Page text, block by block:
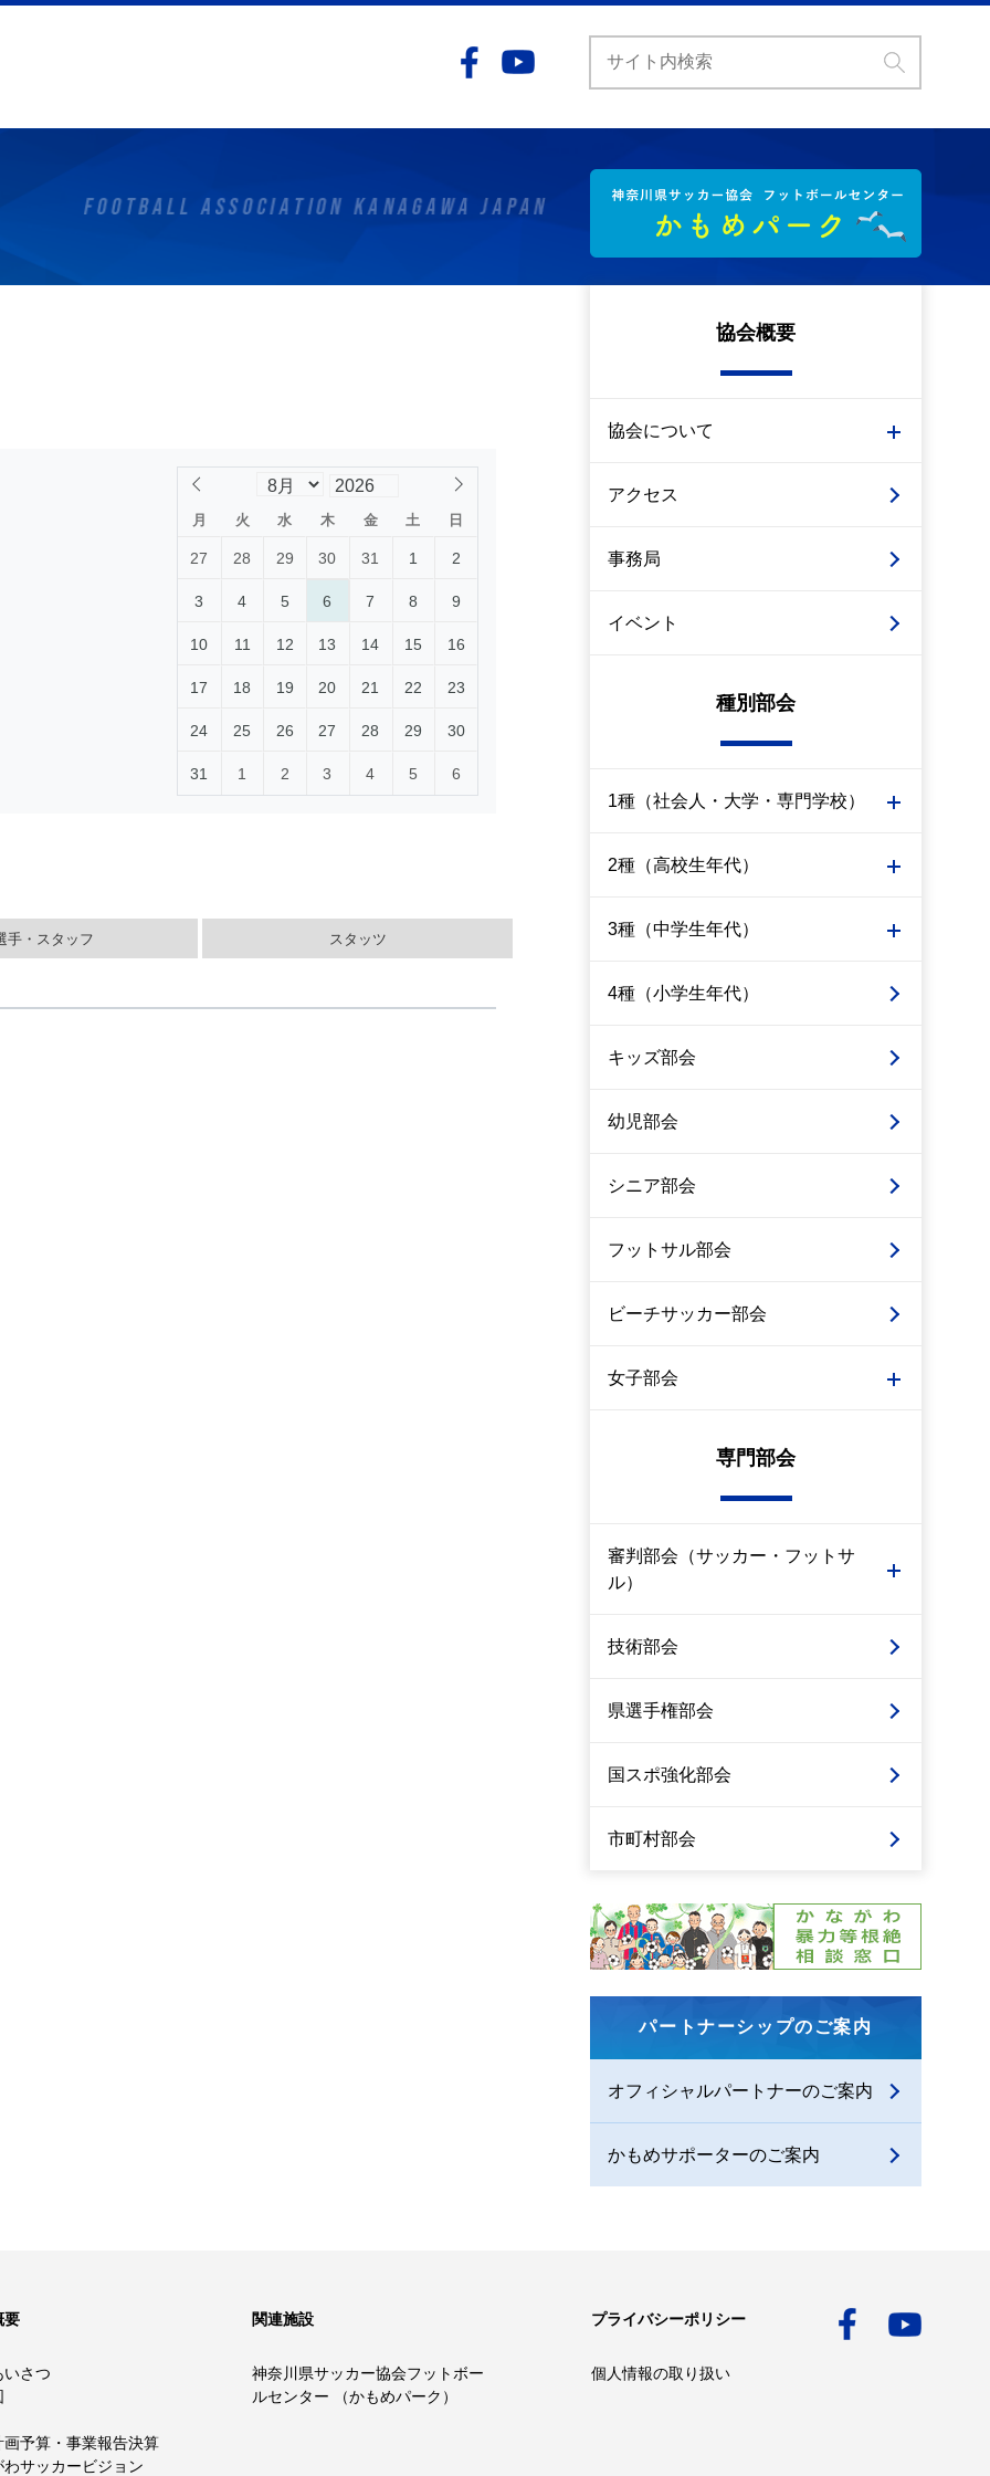
月 火 水 木 金 土 日
27 28 29 30 31 1 2
3 4 5 6 7 8 9
10 11 12 13 14 15 16
17 18 19 20 21 22 23
24 25 26 27 28 29 30
31 1 2 3 4 5 6
手・スタッフ スタッツ
協会概要
協会について
アクセス
事務局
イベント
種別部会
1種（社会人・大学・専門学校）
2種（高校生年代）
3種（中学生年代）
4種（小学生年代）
キッズ部会
幼児部会
シニア部会
フットサル部会
ビーチサッカー部会
女子部会
専門部会
審判部会（サッカー・フットサ
ル）
技術部会
県選手権部会
国スポ強化部会
市町村部会
パートナーシップのご案内
オフィシャルパートナーのご案内
かもめサポーターのご案内
要
いさつ
画予算・事業報告決算
わサッカービジョン
関連施設
神奈川県サッカー協会フットボー
ルセンター （かもめパーク）
プライバシーポリシー
個人情報の取り扱い